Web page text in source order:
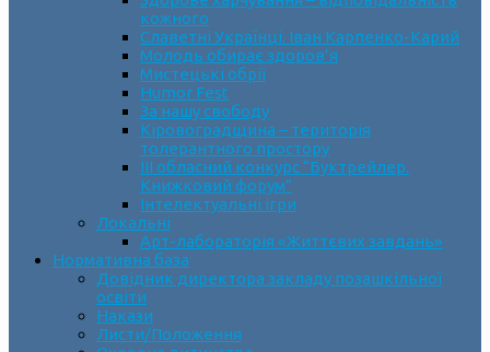
кожного
Славетні Українці. Іван Карпенко-Карий
Молодь обирає здоров’я
Мистецькі обрії
Humor Fest
За нашу свободу
Кіровоградщина – територія
толерантного простору
ІII обласний конкурс “Буктрейлер.
Книжковий форум”
Інтелектуальні ігри
Локальні
Арт-лабораторія «Життєвих завдань»
Нормативна база
Довідник директора закладу позашкільної
освіти
Накази
Листи/Положення